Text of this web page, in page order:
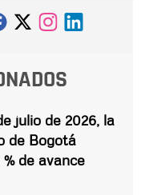
julio de 2026, la
de Bogotá
% de avance